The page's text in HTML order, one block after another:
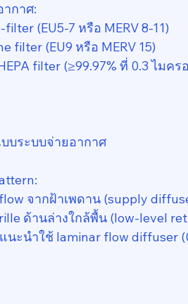
ากาศ:
(EU5-7 หรือ MERV 8-11)
filter (EU9 หรือ MERV 15)
filter (≥99.97% ที่ 0.3 ไมคร
บระบบจ่ายอากาศ
จากฝ้าเพดาน (supply
ด้านล่างใกล้พื้น (low-level
นะนำใช้ laminar flow diffuser